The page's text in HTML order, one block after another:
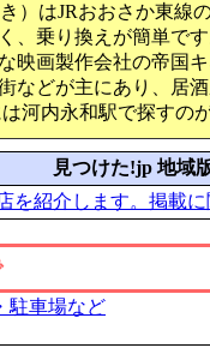
）はJRおおさか東線
、乗り換えが簡単で
映画製作会社の帝国
などが主にあり、居
河内永和駅で探すの
見つけた!jp 地域
を紹介します。掲載
駐車場など